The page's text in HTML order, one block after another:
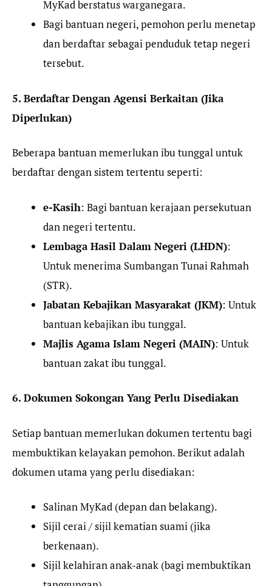
MyKad berstatus warganegara.
Bagi bantuan negeri, pemohon perlu menetap
dan berdaftar sebagai penduduk tetap negeri
tersebut.
5. Berdaftar Dengan Agensi Berkaitan (Jika
Diperlukan)
Beberapa bantuan memerlukan ibu tunggal untuk
berdaftar dengan sistem tertentu seperti:
e-Kasih: Bagi bantuan kerajaan persekutuan
dan negeri tertentu.
Lembaga Hasil Dalam Negeri (LHDN):
Untuk menerima Sumbangan Tunai Rahmah
(STR).
Jabatan Kebajikan Masyarakat (JKM): Untuk
bantuan kebajikan ibu tunggal.
Majlis Agama Islam Negeri (MAIN): Untuk
bantuan zakat ibu tunggal.
6. Dokumen Sokongan Yang Perlu Disediakan
Setiap bantuan memerlukan dokumen tertentu bagi
membuktikan kelayakan pemohon. Berikut adalah
dokumen utama yang perlu disediakan:
Salinan MyKad (depan dan belakang).
Sijil cerai / sijil kematian suami (jika
berkenaan).
Sijil kelahiran anak-anak (bagi membuktikan